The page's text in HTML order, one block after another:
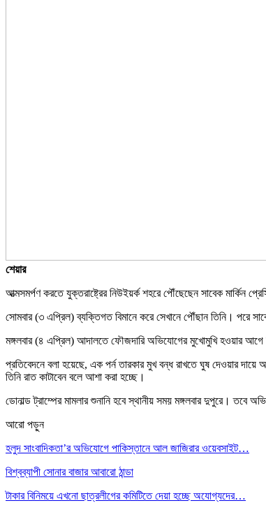
শেয়ার
আত্মসমর্পণ করতে যুক্তরাষ্ট্রের নিউইয়র্ক শহরে পৌঁছেছেন সাবেক মার্কিন
সোমবার (৩ এপ্রিল) ব্যক্তিগত বিমানে করে সেখানে পৌঁছান তিনি। পরে
মঙ্গলবার (৪ এপ্রিল) আদালতে ফৌজদারি অভিযোগের মুখোমুখি হওয়ার আগে
প্রতিবেদনে বলা হয়েছে, এক পর্ন তারকার মুখ বন্ধ রাখতে ঘুষ দেওয়ার
তিনি রাত কাটাবেন বলে আশা করা হচ্ছে।
ডোনাল্ড ট্রাম্পের মামলার শুনানি হবে স্থানীয় সময় মঙ্গলবার দুপুরে। তবে
আরো পড়ুন
হলুদ সাংবাদিকতা’র অভিযোগে পাকিস্তানে আল জাজিরার ওয়েবসাইট…
বিশ্বব্যাপী সোনার বাজার আবারো ঠান্ডা
টাকার বিনিময়ে এখনো ছাত্রলীগের কমিটিতে দেয়া হচ্ছে অযোগ্যদের…